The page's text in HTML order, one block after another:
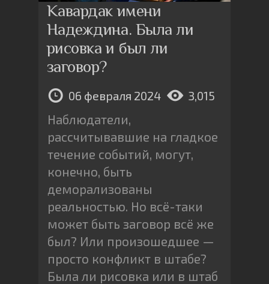
Кавардак имени
Надеждина. Была ли
рисовка и был ли
заговор?
06 февраля 2024 3,015
Наблюдатели,
рассчитывавшие на гладкое
течение событий, могут,
конечно, быть
деморализованы
реальностью. Но всё-таки
может быть заговор всё же
был? Или произошедшее —
просто конфликт в штабе?
Была ли рисовка или в штаб